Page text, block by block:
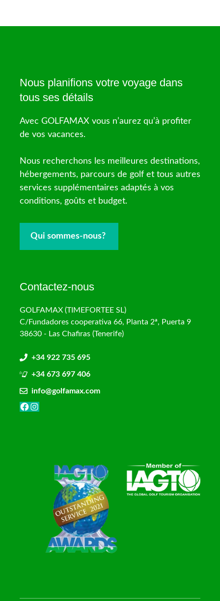
Nous planifions votre voyage dans
tous ses détails
Avec GOLFAMAX vous n’aurez qu’à profiter
de vos vacances.
Nous recherchons les meilleures destinations,
hébergements, parcours de golf et tous autres
services supplémentaires adaptés à vos
conditions, goûts et budget.
Qui sommes-nous?
Contactez-nous
GOLFAMAX (TIMEFORTEE SL)
C/Fundadores cooperativa 66, Planta 2ª, Puerta 9
38630 - Las Chafiras (Tenerife)
+34 922 735 695
+34 673 697 406
info@golfamax.com
Facebook
Instagram